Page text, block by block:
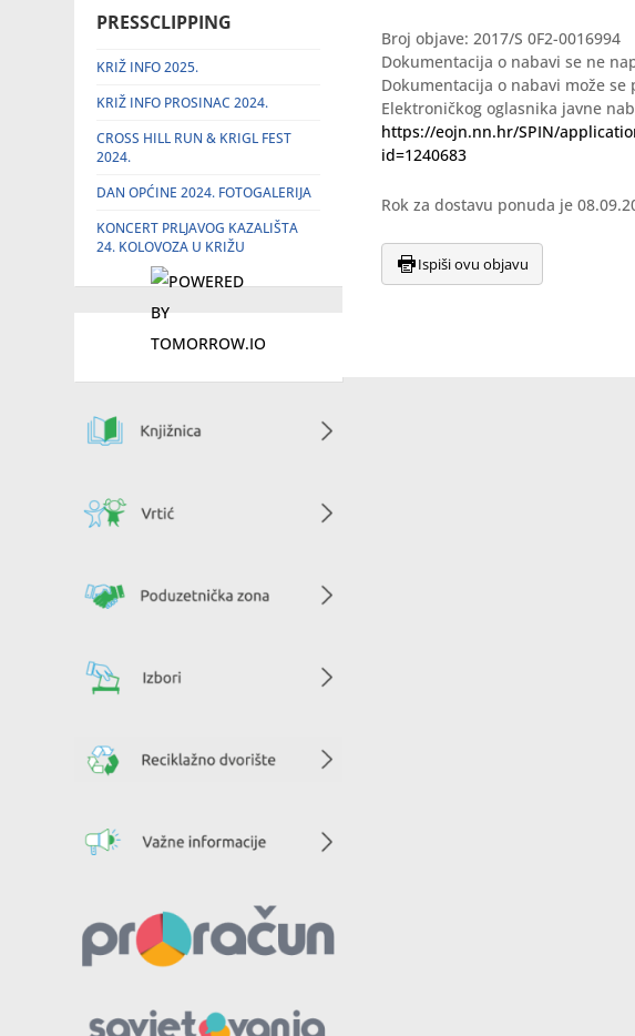
PRESSCLIPPING
KRIŽ INFO 2025.
KRIŽ INFO PROSINAC 2024.
CROSS HILL RUN & KRIGL FEST
2024.
DAN OPĆINE 2024. FOTOGALERIJA
KONCERT PRLJAVOG KAZALIŠTA
24. KOLOVOZA U KRIŽU
Broj objave: 2017/S 0F2-0016994
Dokumentacija o nabavi se ne
Dokumentacija o nabavi može
Elektroničkog oglasnika javne
https://eojn.nn.hr/SPIN/
id=1240683
Rok za dostavu ponuda je
Ispiši ovu objavu